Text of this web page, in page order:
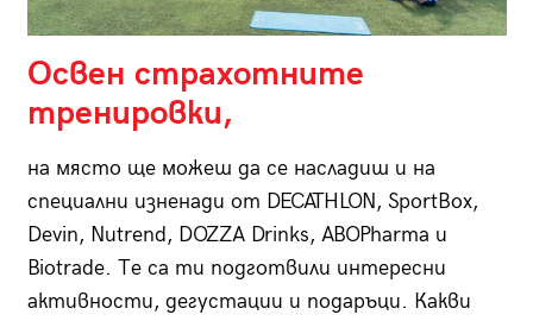
Освен страхотните
тренировки,
на място ще можеш да се насладиш и на
специални изненади от DECATHLON, SportBox,
Devin, Nutrend, DOZZA Drinks, ABOPharma и
Biotrade. Те са ти подготвили интересни
активности, дегустации и подаръци. Какви